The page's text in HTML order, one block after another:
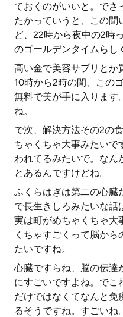
ておくのがいいと。でさ
たかっていうと、この聞
ど、22時から夜中の2時
のゴールデンタイムらし
高い金で美容サプリとか
10時から2時の間、この
無料で美が手に入ります
ね。
で次、解決方法その2の
ちゃくちゃ大事みたいで
われてるみたいで。なん
とあるんですけどね。
ふくらはぎは第二の心臓
で長生きしろみたいな話
実は町がめちゃくちゃ大
くちゃすごくって脳か
たいですね。
心臓ですらね、脳の伝達
にすごいですよね。でこ
だけではなくてなんと免
るそうですね。すごい